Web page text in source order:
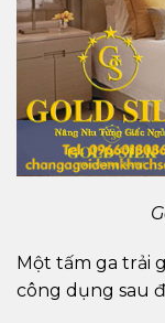
Một tấm ga trải
công dụng sau